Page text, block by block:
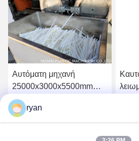
Αυτόματη μηχανή
25000x3000x5500mm
ραβδιών κόλλας σιλικόνης
2 αντιδραστήρες
Βρείτε την καλύτερη τιμή
ryan